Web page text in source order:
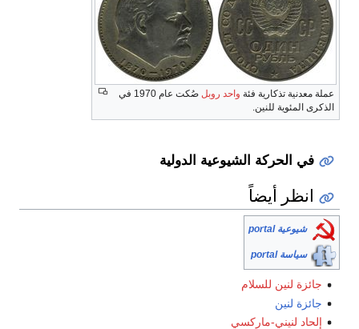
عملة معدنية تذكارية فئة واحد روبل
صُكت عام 1970 في
الذكرى المئوية للنين.
في الحركة الشيوعية الدولية
انظر أيضاً
شيوعية portal
سياسة portal
جائزة لنين للسلام
جائزة لنين
إلحاد لنيني-ماركسي